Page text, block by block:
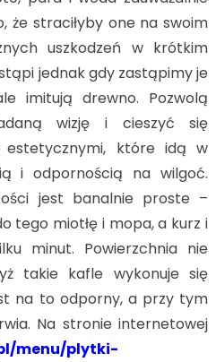
że straciłyby one na swoim
uszkodzeń w krótkim
jednak gdy zastąpimy je
imitują drewno. Pozwolą
wizję i cieszyć się
estetycznymi, które idą w
i odpornością na wilgoć.
jest banalnie proste –
tego miotłę i mopa, a kurz i
minut. Powierzchnia nie
takie kafle wykonuje się
na to odporny, a przy tym
Na stronie internetowej
menu/plytki-